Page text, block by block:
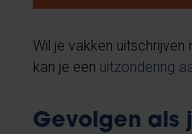
Wil je vakken
kan je een uitzondering
Gevolgen als